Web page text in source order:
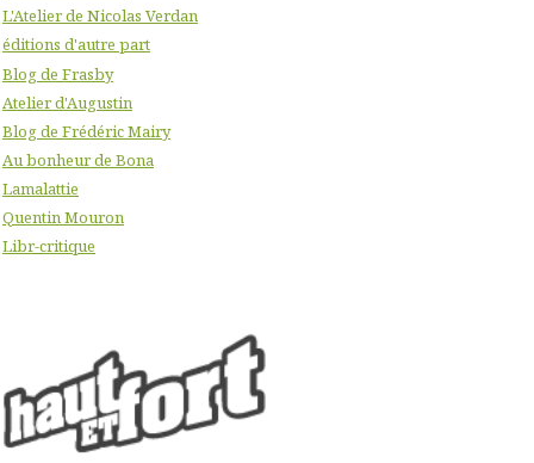
L'Atelier de Nicolas Verdan
éditions d'autre part
Blog de Frasby
Atelier d'Augustin
Blog de Frédéric Mairy
Au bonheur de Bona
Lamalattie
Quentin Mouron
Libr-critique